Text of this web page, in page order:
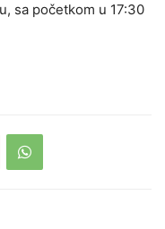
sa početkom u 17:30